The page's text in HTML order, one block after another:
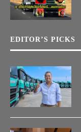
EDITOR’S PICKS